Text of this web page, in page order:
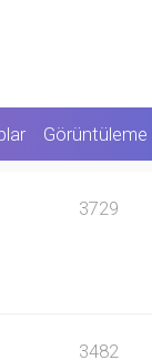
Görüntüleme
3729
3482